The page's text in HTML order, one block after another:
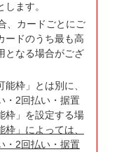
ます。
、カードごとにご
ードのうち最も高
となる場合がござ
枠」とは別に、
・2回払い・据置
枠」を設定する場
枠」によっては、
・2回払い・据置